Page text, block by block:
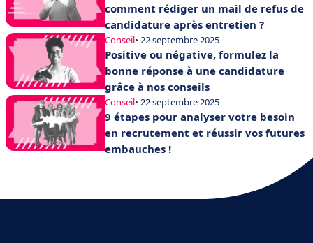
comment rédiger un mail de refus de
candidature après entretien ?
Conseil• 22 septembre 2025
Positive ou négative, formulez la
bonne réponse à une candidature
grâce à nos conseils
Conseil• 22 septembre 2025
9 étapes pour analyser votre besoin
en recrutement et réussir vos futures
embauches !